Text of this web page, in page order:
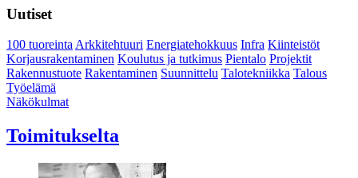
Uutiset
100 tuoreintaArkkitehtuuri Energiatehokkuus Infra Kiinteistöt
Korjausrakentaminen Koulutus ja tutkimus Pientalo Projektit
Rakennustuote Rakentaminen Suunnittelu Talotekniikka Talous
Työelämä
Näkökulmat
Toimitukselta